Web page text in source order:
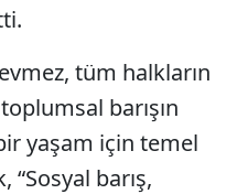
tüm halkların
barışın
yaşam için temel
barış,